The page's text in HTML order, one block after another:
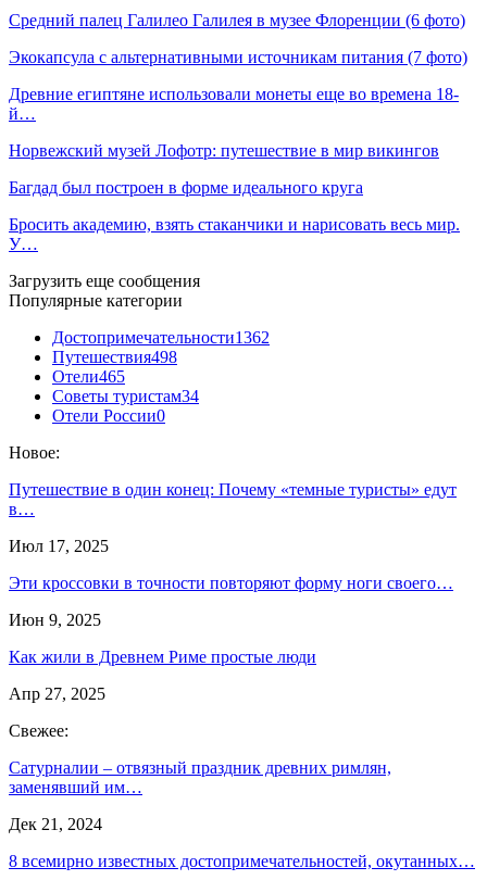
Средний палец Галилео Галилея в музее Флоренции (6 фото)
Экокапсула с альтернативными источникам питания (7 фото)
Древние египтяне использовали монеты еще во времена 18-
й…
Норвежский музей Лофотр: путешествие в мир викингов
Багдад был построен в форме идеального круга
Бросить академию, взять стаканчики и нарисовать весь мир.
У…
Загрузить еще сообщения
Популярные категории
Достопримечательности1362
Путешествия498
Отели465
Советы туристам34
Отели России0
Новое:
Путешествие в один конец: Почему «темные туристы» едут
в…
Июл 17, 2025
Эти кроссовки в точности повторяют форму ноги своего…
Июн 9, 2025
Как жили в Древнем Риме простые люди
Апр 27, 2025
Свежее:
Сатурналии – отвязный праздник древних римлян,
заменявший им…
Дек 21, 2024
8 всемирно известных достопримечательностей, окутанных…